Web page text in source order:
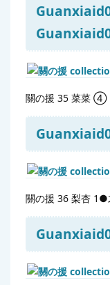
關の援 35 菜菜
關の援 36 梨杏